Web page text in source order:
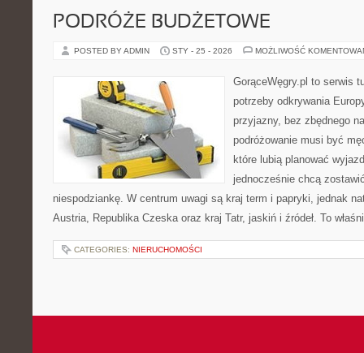
PODRÓŻE BUDŻETOWE
POSTED BY ADMIN STY - 25 - 2026 MOŻLIWOŚĆ
GorąceWęgry.pl to serwis
potrzeby odkrywania
przyjazny, bez zbędnego
podróżowanie musi być
które lubią planować
jednocześnie chcą
niespodziankę. W centrum uwagi są kraj term i papryki, jednak
Austria, Republika Czeska oraz kraj Tatr, jaskiń i źródeł. To
CATEGORIES: NIERUCHOMOŚCI